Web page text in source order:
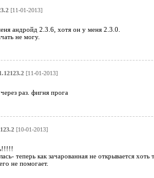
[11-01-2013]
андройд 2.3.6, хотя он у меня 2.3.0.
не могу.
[11-01-2013]
раз. фигня прога
[10-01-2013]
теперь как зачарованная не открывается хоть
не помогает.